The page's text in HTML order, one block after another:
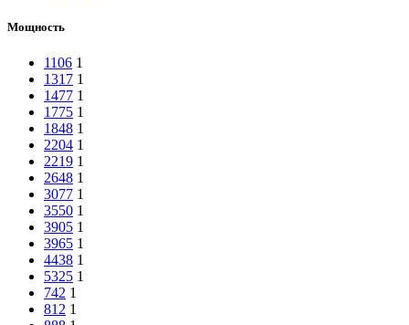
Мощность
1106 1
1317 1
1477 1
1775 1
1848 1
2204 1
2219 1
2648 1
3077 1
3550 1
3905 1
3965 1
4438 1
5325 1
742 1
812 1